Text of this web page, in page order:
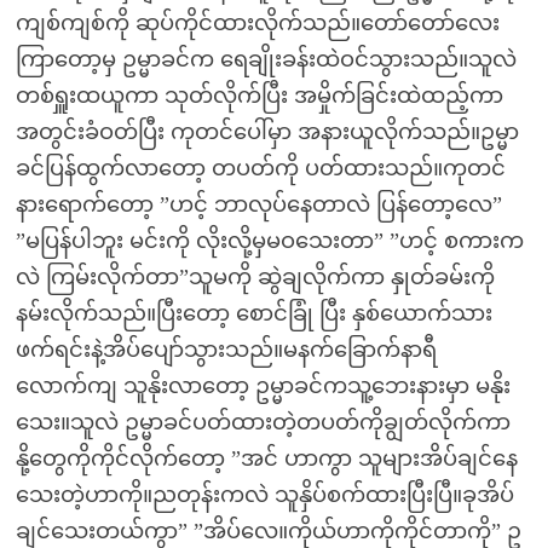
ကျစ်ကျစ်ကို ဆုပ်ကိုင်ထားလိုက်သည်။တော်တော်လေး
ကြာတော့မှ ဥမ္မာခင်က ရေချိုးခန်းထဲဝင်သွားသည်။သူလဲ
တစ်ရှူးထယူကာ သုတ်လိုက်ပြီး အမှိုက်ခြင်းထဲထည့်ကာ
အတွင်းခံဝတ်ပြီး ကုတင်ပေါ်မှာ အနားယူလိုက်သည်။ဥမ္မာ
ခင်ပြန်ထွက်လာတော့ တပတ်ကို ပတ်ထားသည်။ကုတင်
နားရောက်တော့ ”ဟင့် ဘာလုပ်နေတာလဲ ပြန်တော့လေ”
”မပြန်ပါဘူး မင်းကို လိုးလို့မှမဝသေးတာ” ”ဟင့် စကားက
လဲ ကြမ်းလိုက်တာ”သူမကို ဆွဲချလိုက်ကာ နှုတ်ခမ်းကို
နမ်းလိုက်သည်။ပြီးတော့ စောင်ခြုံ ပြီး နှစ်ယောက်သား
ဖက်ရင်းနဲ့အိပ်ပျော်သွားသည်။မနက်ခြောက်နာရီ
လောက်ကျ သူနိုးလာတော့ ဥမ္မာခင်ကသူ့ဘေးနားမှာ မနိုး
သေး။သူလဲ ဥမ္မာခင်ပတ်ထားတဲ့တပတ်ကိုချွတ်လိုက်ကာ
နို့တွေကိုကိုင်လိုက်တော့ ”အင် ဟာကွာ သူများအိပ်ချင်နေ
သေးတဲ့ဟာကို။ညတုန်းကလဲ သူနှိပ်စက်ထားပြီးပြီ။ခုအိပ်
ချင်သေးတယ်ကွာ” ”အိပ်လေ။ကိုယ်ဟာကိုကိုင်တာကို” ဥ